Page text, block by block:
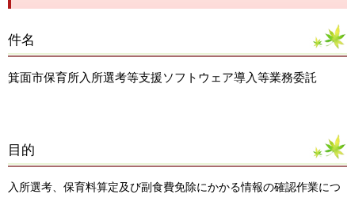
件名
箕面市保育所入所選考等支援ソフトウェア導入等業務委託
目的
入所選考、保育料算定及び副食費免除にかかる情報の確認作業につ